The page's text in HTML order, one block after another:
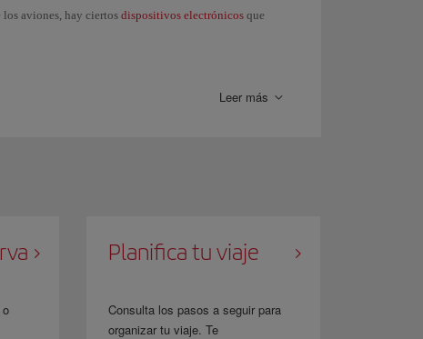
los aviones, hay ciertosdispositivos electrónicos que
mensajes de texto y utilizar aplicaciones deLeer más
Planifica tu viaje
Consulta los pasos a seguir para
organizar tu viaje. Te